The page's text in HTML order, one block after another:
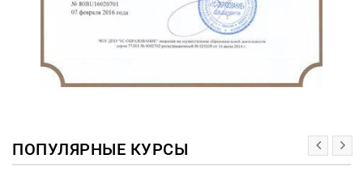
ПОПУЛЯРНЫЕ КУРСЫ